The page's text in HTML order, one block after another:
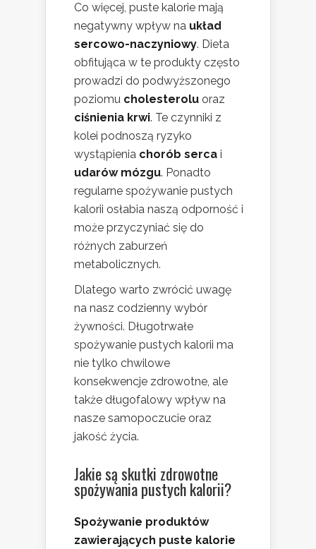
Co więcej, puste kalorie mają
negatywny wpływ na układ
sercowo-naczyniowy. Dieta
obfitująca w te produkty często
prowadzi do podwyższonego
poziomu cholesterolu oraz
ciśnienia krwi. Te czynniki z
kolei podnoszą ryzyko
wystąpienia chorób serca i
udarów mózgu. Ponadto
regularne spożywanie pustych
kalorii osłabia naszą odporność i
może przyczyniać się do
różnych zaburzeń
metabolicznych.
Dlatego warto zwrócić uwagę
na nasz codzienny wybór
żywności. Długotrwałe
spożywanie pustych kalorii ma
nie tylko chwilowe
konsekwencje zdrowotne, ale
także długofalowy wpływ na
nasze samopoczucie oraz
jakość życia.
Jakie są skutki zdrowotne
spożywania pustych kalorii?
Spożywanie produktów
zawierających puste kalorie